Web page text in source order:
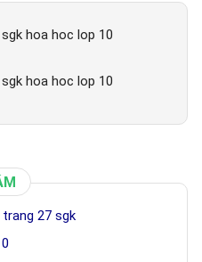
hoa hoc lop 10
hoa hoc lop 10
27 sgk